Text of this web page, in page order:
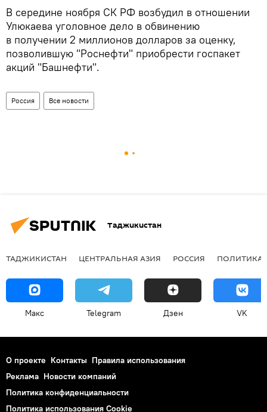
В середине ноября СК РФ возбудил в отношении
Улюкаева уголовное дело в обвинению
в получении 2 миллионов долларов за оценку,
позволившую "Роснефти" приобрести госпакет
акций "Башнефти".
Россия Все новости
Таджикистан
ТАДЖИКИСТАН ЦЕНТРАЛЬНАЯ АЗИЯ РОССИЯ ПОЛИТИКА
Макс Telegram Дзен VK
О проекте Контакты Правила использования
Реклама Новости компаний
Политика конфиденциальности
Политика использования Cookie